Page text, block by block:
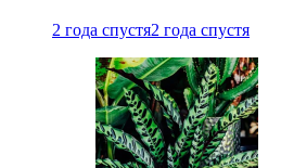
2 года спустя2 года спустя